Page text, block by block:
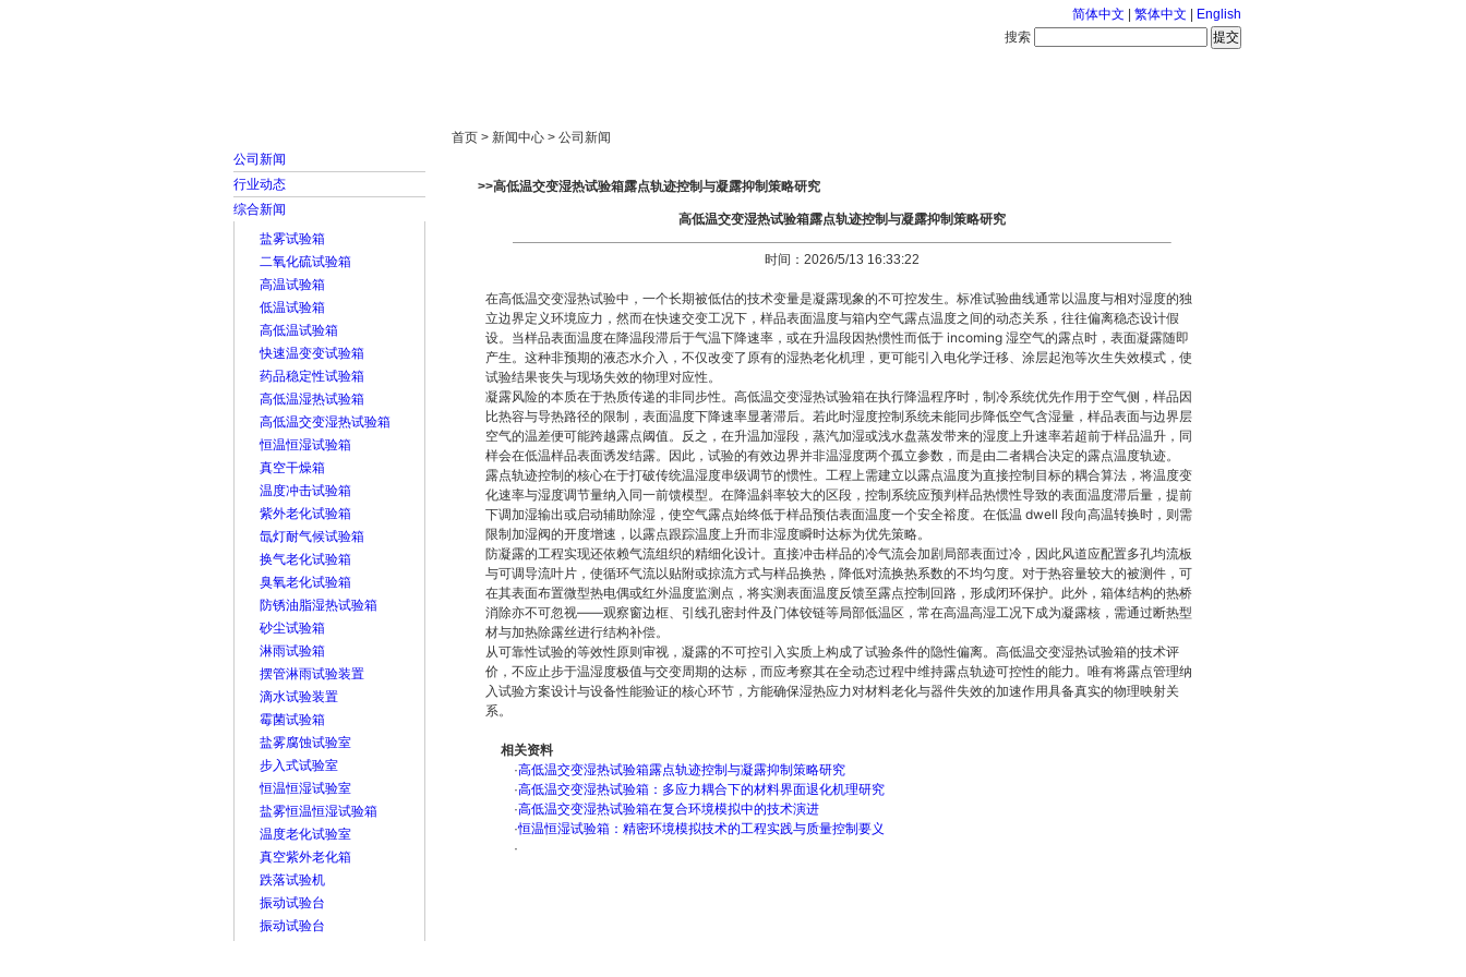
简体中文 繁体中文
English
搜索
公司新闻
行业动态
综合新闻
盐雾试验箱
二氧化硫试验箱
高温试验箱
低温试验箱
高低温试验箱
快速温变变试验箱
药品稳定性试验箱
高低温湿热试验箱
高低温交变湿热试验箱
恒温恒湿试验箱
真空干燥箱
温度冲击试验箱
紫外老化试验箱
氙灯耐气候试验箱
换气老化试验箱
臭氧老化试验箱
防锈油脂湿热试验箱
砂尘试验箱
淋雨试验箱
摆管淋雨试验装置
滴水试验装置
霉菌试验箱
盐雾腐蚀试验室
步入式试验室
恒温恒湿试验室
盐雾恒温恒湿试验箱
温度老化试验室
真空紫外老化箱
跌落试验机
振动试验台
振动试验台
首页 > 新闻中心 > 公司新闻
>>高低温交变湿热试验箱露点轨迹控制与凝露抑制策略研究
高低温交变湿热试验箱露点轨迹控制与凝露抑制策略研究
时间：2026/5/13 16:33:22
在高低温交变湿热试验中，一个长期被低估的技术变量是凝露现象的不可控发生。标准试验曲线通常以温度与相对湿度的独
立边界定义环境应力，然而在快速交变工况下，样品表面温度与箱内空气露点温度之间的动态关系，往往偏离稳态设计假
设。当样品表面温度在降温段滞后于气温下降速率，或在升温段因热惯性而低于 incoming 湿空气的露点时，表面凝露随即
产生。这种非预期的液态水介入，不仅改变了原有的湿热老化机理，更可能引入电化学迁移、涂层起泡等次生失效模式，使
试验结果丧失与现场失效的物理对应性。
凝露风险的本质在于热质传递的非同步性。高低温交变湿热试验箱在执行降温程序时，制冷系统优先作用于空气侧，样品因
比热容与导热路径的限制，表面温度下降速率显著滞后。若此时湿度控制系统未能同步降低空气含湿量，样品表面与边界层
空气的温差便可能跨越露点阈值。反之，在升温加湿段，蒸汽加湿或浅水盘蒸发带来的湿度上升速率若超前于样品温升，同
样会在低温样品表面诱发结露。因此，试验的有效边界并非温湿度两个孤立参数，而是由二者耦合决定的露点温度轨迹。
露点轨迹控制的核心在于打破传统温湿度串级调节的惯性。工程上需建立以露点温度为直接控制目标的耦合算法，将温度变
化速率与湿度调节量纳入同一前馈模型。在降温斜率较大的区段，控制系统应预判样品热惯性导致的表面温度滞后量，提前
下调加湿输出或启动辅助除湿，使空气露点始终低于样品预估表面温度一个安全裕度。在低温 dwell 段向高温转换时，则需
限制加湿阀的开度增速，以露点跟踪温度上升而非湿度瞬时达标为优先策略。
防凝露的工程实现还依赖气流组织的精细化设计。直接冲击样品的冷气流会加剧局部表面过冷，因此风道应配置多孔均流板
与可调导流叶片，使循环气流以贴附或掠流方式与样品换热，降低对流换热系数的不均匀度。对于热容量较大的被测件，可
在其表面布置微型热电偶或红外温度监测点，将实测表面温度反馈至露点控制回路，形成闭环保护。此外，箱体结构的热桥
消除亦不可忽视——观察窗边框、引线孔密封件及门体铰链等局部低温区，常在高温高湿工况下成为凝露核，需通过断热型
材与加热除露丝进行结构补偿。
从可靠性试验的等效性原则审视，凝露的不可控引入实质上构成了试验条件的隐性偏离。高低温交变湿热试验箱的技术评
价，不应止步于温湿度极值与交变周期的达标，而应考察其在全动态过程中维持露点轨迹可控性的能力。唯有将露点管理纳
入试验方案设计与设备性能验证的核心环节，方能确保湿热应力对材料老化与器件失效的加速作用具备真实的物理映射关
系。
相关资料
·高低温交变湿热试验箱露点轨迹控制与凝露抑制策略研究
·高低温交变湿热试验箱：多应力耦合下的材料界面退化机理研究
·高低温交变湿热试验箱在复合环境模拟中的技术演进
·恒温恒湿试验箱：精密环境模拟技术的工程实践与质量控制要义
·